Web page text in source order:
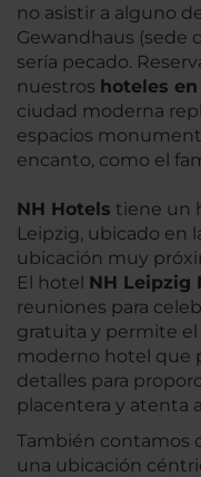
no asistir a alguno
Gewandhaus (sede
sería pecado.
nuestros hoteles
ciudad moderna
espacios
encanto, como el
NH Hotels tiene un
Leipzig, ubicado en
ubicación muy
El hotel NH Leipzig
reuniones para
gratuita y permite el
moderno hotel que
detalles para
placentera y atenta
También contamos
una ubicación